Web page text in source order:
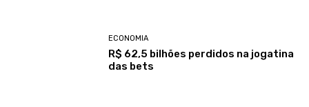
ECONOMIA
R$ 62,5 bilhões perdidos na jogatina
das bets